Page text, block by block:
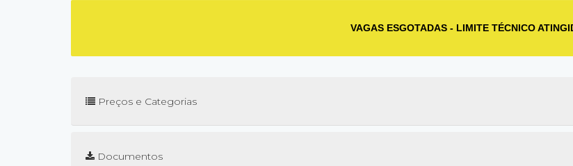
VAGAS ESGOTADAS - LIMITE TÉCNICO
Preços e Categorias
Documentos